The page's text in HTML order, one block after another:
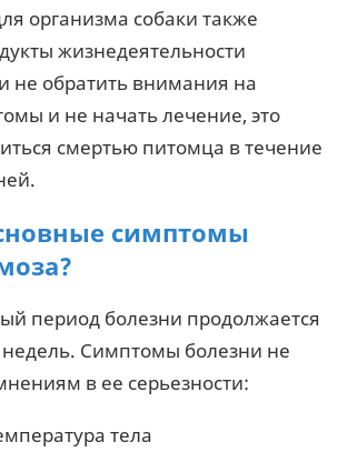
организма собаки также
жизнедеятельности
не обратить внимания на
и не начать лечение, это
смертью питомца в течение
симптомы
период болезни продолжается
недель. Симптомы болезни не
в ее серьезности:
тела